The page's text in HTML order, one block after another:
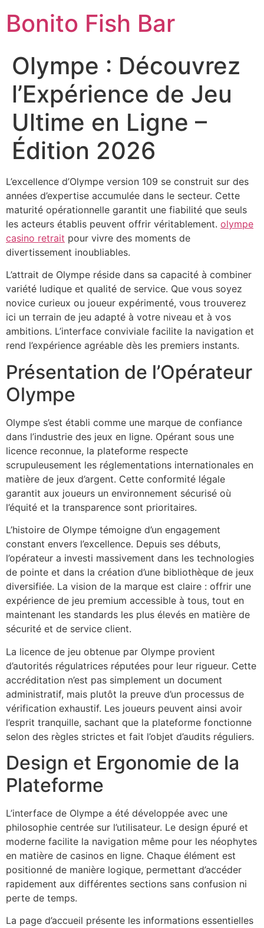
content
Bonito Fish Bar
Olympe : Découvrez
l’Expérience de Jeu
Ultime en Ligne –
Édition 2026
L’excellence d’Olympe version 109 se construit sur des
années d’expertise accumulée dans le secteur. Cette
maturité opérationnelle garantit une fiabilité que seuls
les acteurs établis peuvent offrir véritablement. olympe
casino retrait pour vivre des moments de
divertissement inoubliables.
L’attrait de Olympe réside dans sa capacité à combiner
variété ludique et qualité de service. Que vous soyez
novice curieux ou joueur expérimenté, vous trouverez
ici un terrain de jeu adapté à votre niveau et à vos
ambitions. L’interface conviviale facilite la navigation et
rend l’expérience agréable dès les premiers instants.
Présentation de l’Opérateur
Olympe
Olympe s’est établi comme une marque de confiance
dans l’industrie des jeux en ligne. Opérant sous une
licence reconnue, la plateforme respecte
scrupuleusement les réglementations internationales en
matière de jeux d’argent. Cette conformité légale
garantit aux joueurs un environnement sécurisé où
l’équité et la transparence sont prioritaires.
L’histoire de Olympe témoigne d’un engagement
constant envers l’excellence. Depuis ses débuts,
l’opérateur a investi massivement dans les technologies
de pointe et dans la création d’une bibliothèque de jeux
diversifiée. La vision de la marque est claire : offrir une
expérience de jeu premium accessible à tous, tout en
maintenant les standards les plus élevés en matière de
sécurité et de service client.
La licence de jeu obtenue par Olympe provient
d’autorités régulatrices réputées pour leur rigueur. Cette
accréditation n’est pas simplement un document
administratif, mais plutôt la preuve d’un processus de
vérification exhaustif. Les joueurs peuvent ainsi avoir
l’esprit tranquille, sachant que la plateforme fonctionne
selon des règles strictes et fait l’objet d’audits réguliers.
Design et Ergonomie de la
Plateforme
L’interface de Olympe a été développée avec une
philosophie centrée sur l’utilisateur. Le design épuré et
moderne facilite la navigation même pour les néophytes
en matière de casinos en ligne. Chaque élément est
positionné de manière logique, permettant d’accéder
rapidement aux différentes sections sans confusion ni
perte de temps.
La page d’accueil présente les informations essentielles